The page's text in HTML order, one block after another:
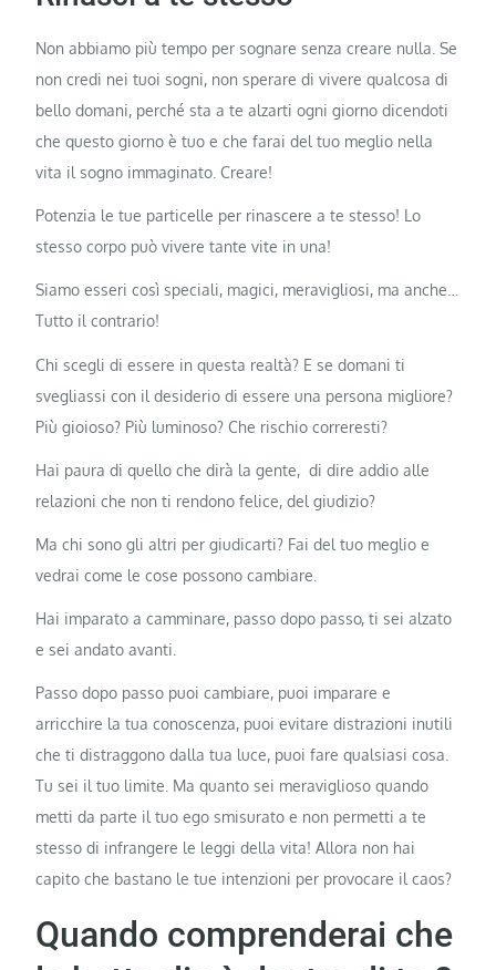
Non abbiamo più tempo per sognare senza creare nulla. Se
non credi nei tuoi sogni, non sperare di vivere qualcosa di
bello domani, perché sta a te alzarti ogni giorno dicendoti
che questo giorno è tuo e che farai del tuo meglio nella
vita il sogno immaginato. Creare!
Potenzia le tue particelle per rinascere a te stesso! Lo
stesso corpo può vivere tante vite in una!
Siamo esseri così speciali, magici, meravigliosi, ma anche…
Tutto il contrario!
Chi scegli di essere in questa realtà? E se domani ti
svegliassi con il desiderio di essere una persona migliore?
Più gioioso? Più luminoso? Che rischio correresti?
Hai paura di quello che dirà la gente, di dire addio alle
relazioni che non ti rendono felice, del giudizio?
Ma chi sono gli altri per giudicarti? Fai del tuo meglio e
vedrai come le cose possono cambiare.
Hai imparato a camminare, passo dopo passo, ti sei alzato
e sei andato avanti.
Passo dopo passo puoi cambiare, puoi imparare e
arricchire la tua conoscenza, puoi evitare distrazioni inutili
che ti distraggono dalla tua luce, puoi fare qualsiasi cosa.
Tu sei il tuo limite. Ma quanto sei meraviglioso quando
metti da parte il tuo ego smisurato e non permetti a te
stesso di infrangere le leggi della vita! Allora non hai
capito che bastano le tue intenzioni per provocare il caos?
Quando comprenderai che